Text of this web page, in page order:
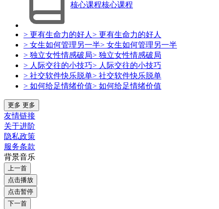
核心课程核心课程
> 更有生命力的好人 > 更有生命力的好人
> 女生如何管理另一半> 女生如何管理另一半
> 独立女性情感破局> 独立女性情感破局
> 人际交往的小技巧> 人际交往的小技巧
> 社交软件快乐脱单> 社交软件快乐脱单
> 如何给足情绪价值> 如何给足情绪价值
更多 更多
友情链接
关于进阶
隐私政策
服务条款
背景音乐
上一首
点击播放
点击暂停
下一首